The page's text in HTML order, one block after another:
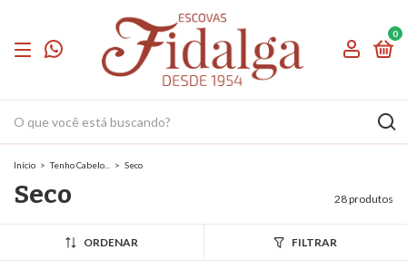
0
Início > Tenho Cabelo... > Seco
Seco 28 produtos
ORDENAR FILTRAR